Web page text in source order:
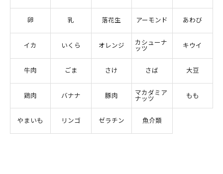
卵 乳 落花生 アーモンド あわび
イカ いくら オレンジ
カシューナ
ッツ
キウイ
牛肉 ごま さけ さば 大豆
鶏肉 バナナ 豚肉
マカダミア
ナッツ
もも
やまいも リンゴ ゼラチン 魚介類